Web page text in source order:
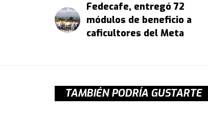
Fedecafe, entregó 72
módulos de beneficio a
caficultores del Meta
TAMBIÉN PODRÍA GUSTARTE